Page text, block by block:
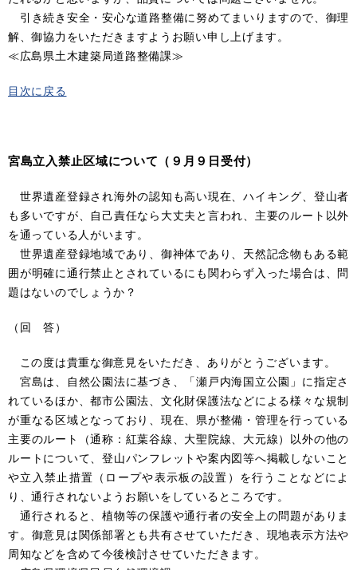
引き続き安全・安心な道路整備に努めてまいりますので、御理
解、御協力をいただきますようお願い申し上げます。
≪広島県土木建築局道路整備課≫
目次に戻る
宮島立入禁止区域について（９月９日受付）
世界遺産登録され海外の認知も高い現在、ハイキング、登山者
も多いですが、自己責任なら大丈夫と言われ、主要のルート以外
を通っている人がいます。
世界遺産登録地域であり、御神体であり、天然記念物もある範
囲が明確に通行禁止とされているにも関わらず入った場合は、問
題はないのでしょうか？
（回 答）
この度は貴重な御意見をいただき、ありがとうございます。
宮島は、自然公園法に基づき、「瀬戸内海国立公園」に指定さ
れているほか、都市公園法、文化財保護法などによる様々な規制
が重なる区域となっており、現在、県が整備・管理を行っている
主要のルート（通称：紅葉谷線、大聖院線、大元線）以外の他の
ルートについて、登山パンフレットや案内図等へ掲載しないこと
や立入禁止措置（ロープや表示板の設置）を行うことなどによ
り、通行されないようお願いをしているところです。
通行されると、植物等の保護や通行者の安全上の問題がありま
す。御意見は関係部署とも共有させていただき、現地表示方法や
周知などを含めて今後検討させていただきます。